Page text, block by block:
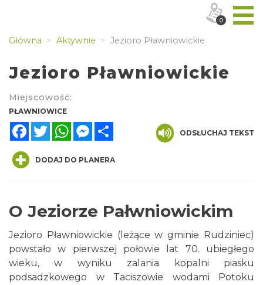
Główna Aktywnie Jezioro Pławniowickie
Jezioro Pławniowickie
Miejscowość:
PŁAWNIOWICE
FacebookTwitterWhatsAppMessenger
ODSŁUCHAJ TEKST
DODAJ DO PLANERA
O Jeziorze Pałwniowickim
Jezioro Pławniowickie (leżące w gminie Rudziniec)
powstało w pierwszej połowie lat 70. ubiegłego
wieku, w wyniku zalania kopalni piasku
podsadzkowego w Taciszowie wodami Potoku
0